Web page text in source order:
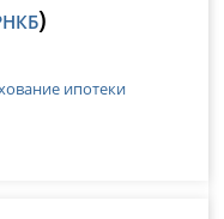
)
ипотеки